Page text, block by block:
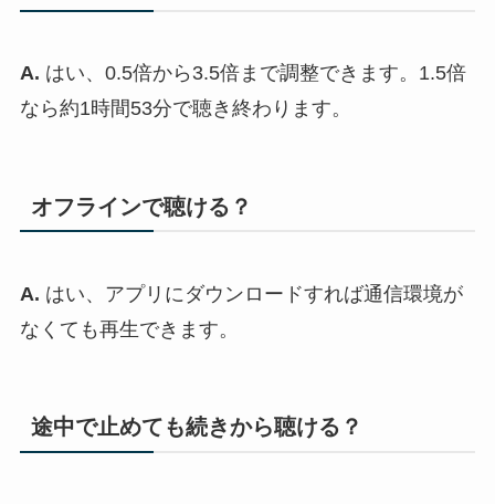
A. はい、0.5倍から3.5倍まで調整できます。1.5倍
なら約1時間53分で聴き終わります。
オフラインで聴ける？
A. はい、アプリにダウンロードすれば通信環境が
なくても再生できます。
途中で止めても続きから聴ける？